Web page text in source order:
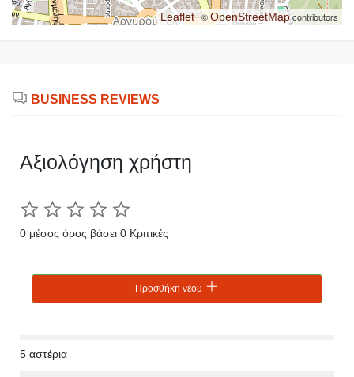
Leaflet| ©OpenStreetMapcontributors
BUSINESS REVIEWS
Αξιολόγηση χρήστη
0 μέσος όρος βάσει 0 Κριτικές
Προσθήκη νέου
5 αστέρια